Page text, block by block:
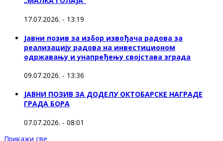
17.07.2026. - 13:19
Јавни позив за избор извођача радова за
реализацију радова на инвестиционом
одржавању и унапређењу својстава зграда
09.07.2026. - 13:36
ЈАВНИ ПОЗИВ ЗА ДОДЕЛУ ОКТOБАРСКЕ НАГРАДЕ
ГРАДА БОРА
07.07.2026. - 08:01
Прикажи све